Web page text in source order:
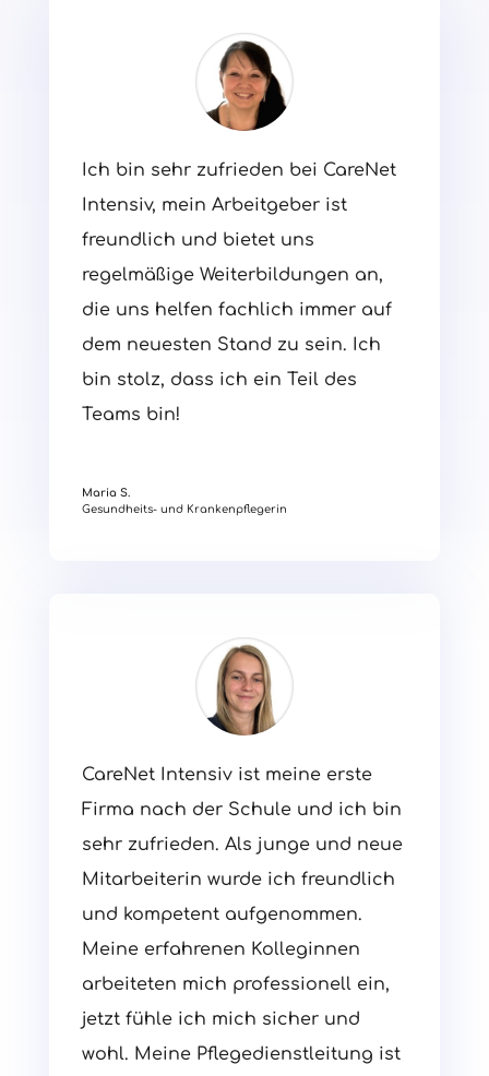
Ich bin sehr zufrieden bei CareNet
Intensiv, mein Arbeitgeber ist
freundlich und bietet uns
regelmäßige Weiterbildungen an,
die uns helfen fachlich immer auf
dem neuesten Stand zu sein. Ich
bin stolz, dass ich ein Teil des
Teams bin!
Maria S.
Gesundheits- und Krankenpflegerin
CareNet Intensiv ist meine erste
Firma nach der Schule und ich bin
sehr zufrieden. Als junge und neue
Mitarbeiterin wurde ich freundlich
und kompetent aufgenommen.
Meine erfahrenen Kolleginnen
arbeiteten mich professionell ein,
jetzt fühle ich mich sicher und
wohl. Meine Pflegedienstleitung ist